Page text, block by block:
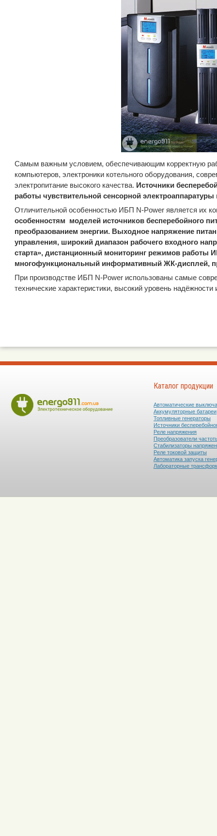
Самым важным условием, обеспечивающим корректную
компьютеров, электроники котельного оборудования,
электропитание высокого качества. Источники
работы чувствительной сенсорной
Отличительной особенностью ИБП N-Power является их
особенностям
моделей источников бесперебойного
преобразованием энергии. Выходное напряжение
управления, широкий диапазон рабочего входного
старта», дистанционный мониторинг режимов работы
многофункциональный информативный ЖК-дисплей,
При производстве ИБП N-Power использованы самые
технические характеристики, высокий уровень надёжности
Каталог продукции
Автоматические
Аккумуляторные батареи
Топливные генераторы
Источники
Реле напряжения
Преобразователи
Стабилизаторы
Реле токовой защиты
Автоматика запуска
Лабораторные